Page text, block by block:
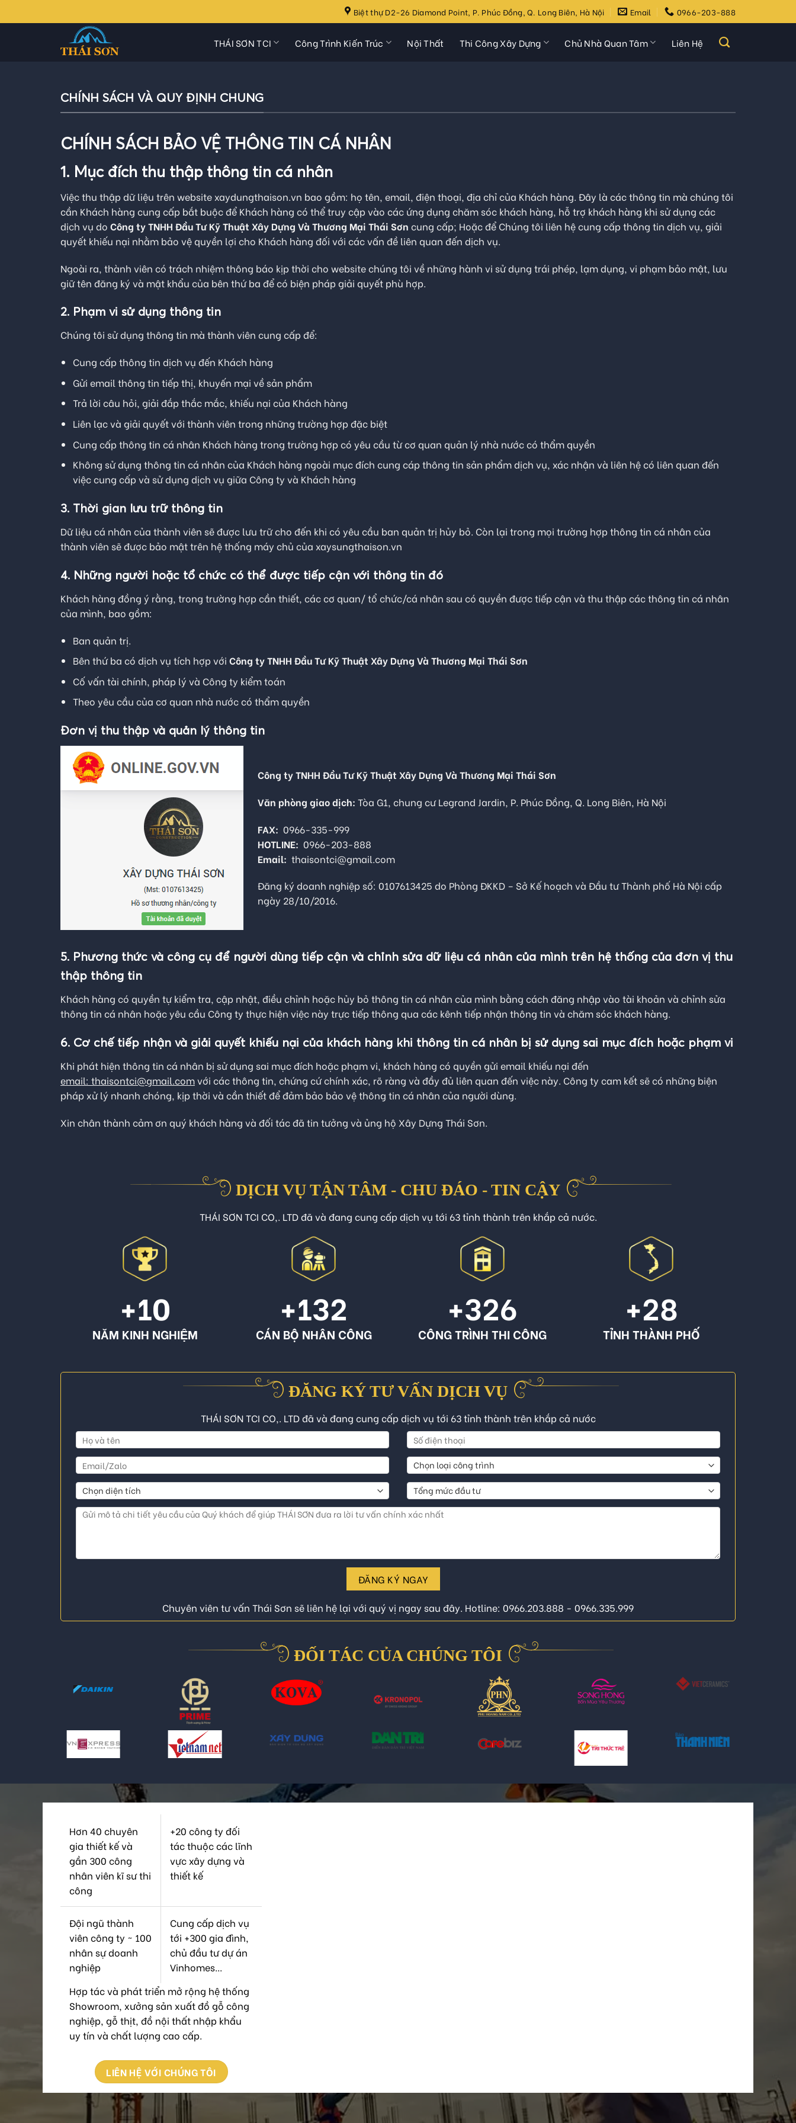
to
Biệt thự D2-26 Diamond Point, P. Phúc Đồng, Q. Long Biên, Hà Nội Email 0966-203-888
THÁI SƠN TCI Công Trình Kiến Trúc Nội Thất Thi Công Xây Dựng Chủ Nhà Quan Tâm Liên Hệ
CHÍNH SÁCH VÀ QUY ĐỊNH CHUNG
CHÍNH SÁCH BẢO VỆ THÔNG TIN CÁ NHÂN
1. Mục đích thu thập thông tin cá nhân
Việc thu thập dữ liệu trên website xaydungthaison.vn bao gồm: họ tên, email, điện thoại, địa chỉ của Khách hàng. Đây là các thông tin mà chúng tôi
cần Khách hàng cung cấp bắt buộc để Khách hàng có thể truy cập vào các ứng dụng chăm sóc khách hàng, hỗ trợ khách hàng khi sử dụng các
dịch vụ do Công ty TNHH Đầu Tư Kỹ Thuật Xây Dựng Và Thương Mại Thái Sơn cung cấp; Hoặc để Chúng tôi liên hệ cung cấp thông tin dịch vụ, giải
quyết khiếu nại nhằm bảo vệ quyền lợi cho Khách hàng đối với các vấn đề liên quan đến dịch vụ.
Ngoài ra, thành viên có trách nhiệm thông báo kịp thời cho website chúng tôi về những hành vi sử dụng trái phép, lạm dụng, vi phạm bảo mật, lưu
giữ tên đăng ký và mật khẩu của bên thứ ba để có biện pháp giải quyết phù hợp.
2. Phạm vi sử dụng thông tin
Chúng tôi sử dụng thông tin mà thành viên cung cấp để:
Cung cấp thông tin dịch vụ đến Khách hàng
Gửi email thông tin tiếp thị, khuyến mại về sản phẩm
Trả lời câu hỏi, giải đắp thắc mắc, khiếu nại của Khách hàng
Liên lạc và giải quyết với thành viên trong những trường hợp đặc biệt
Cung cấp thông tin cá nhân Khách hàng trong trường hợp có yêu cầu từ cơ quan quản lý nhà nước có thẩm quyền
Không sử dụng thông tin cá nhân của Khách hàng ngoài mục đích cung cáp thông tin sản phẩm dịch vụ, xác nhận và liên hệ có liên quan đến
việc cung cấp và sử dụng dịch vụ giữa Công ty và Khách hàng
3. Thời gian lưu trữ thông tin
Dữ liệu cá nhân của thành viên sẽ được lưu trữ cho đến khi có yêu cầu ban quản trị hủy bỏ. Còn lại trong mọi trường hợp thông tin cá nhân của
thành viên sẽ được bảo mật trên hệ thống máy chủ của xaysungthaison.vn
4. Những người hoặc tổ chức có thể được tiếp cận với thông tin đó
Khách hàng đồng ý rằng, trong trường hợp cần thiết, các cơ quan/ tổ chức/cá nhân sau có quyền được tiếp cận và thu thập các thông tin cá nhân
của mình, bao gồm:
Ban quản trị.
Bên thứ ba có dịch vụ tích hợp với Công ty TNHH Đầu Tư Kỹ Thuật Xây Dựng Và Thương Mại Thái Sơn
Cố vấn tài chính, pháp lý và Công ty kiểm toán
Theo yêu cầu của cơ quan nhà nước có thẩm quyền
Đơn vị thu thập và quản lý thông tin
Công ty TNHH Đầu Tư Kỹ Thuật Xây Dựng Và Thương Mại Thái Sơn
Văn phòng giao dịch: Tòa G1, chung cư Legrand Jardin, P. Phúc Đồng, Q. Long Biên, Hà Nội
FAX: 0966-335-999
HOTLINE: 0966-203-888
Email: thaisontci@gmail.com
Đăng ký doanh nghiệp số: 0107613425 do Phòng ĐKKD – Sở Kế hoạch và Đầu tư Thành phố Hà Nội cấp
ngày 28/10/2016.
5. Phương thức và công cụ để người dùng tiếp cận và chỉnh sửa dữ liệu cá nhân của mình trên hệ thống của đơn vị thu
thập thông tin
Khách hàng có quyền tự kiểm tra, cập nhật, điều chỉnh hoặc hủy bỏ thông tin cá nhân của mình bằng cách đăng nhập vào tài khoản và chỉnh sửa
thông tin cá nhân hoặc yêu cầu Công ty thực hiện việc này trực tiếp thông qua các kênh tiếp nhận thông tin và chăm sóc khách hàng.
6. Cơ chế tiếp nhận và giải quyết khiếu nại của khách hàng khi thông tin cá nhân bị sử dụng sai mục đích hoặc phạm vi
Khi phát hiện thông tin cá nhân bị sử dụng sai mục đích hoặc phạm vi, khách hàng có quyền gửi email khiếu nại đến
email: thaisontci@gmail.comvới các thông tin, chứng cứ chính xác, rõ ràng và đầy đủ liên quan đến việc này. Công ty cam kết sẽ có những biện
pháp xử lý nhanh chóng, kịp thời và cần thiết để đảm bảo bảo vệ thông tin cá nhân của người dùng.
Xin chân thành cảm ơn quý khách hàng và đối tác đã tin tưởng và ủng hộ Xây Dựng Thái Sơn.
DỊCH VỤ TẬN TÂM - CHU ĐÁO - TIN CẬY
THÁI SƠN TCI CO,. LTD đã và đang cung cấp dịch vụ tới 63 tỉnh thành trên khắp cả nước.
+10
NĂM KINH NGHIỆM
+132
CÁN BỘ NHÂN CÔNG
+326
CÔNG TRÌNH THI CÔNG
+28
TỈNH THÀNH PHỐ
ĐĂNG KÝ TƯ VẤN DỊCH VỤ
THÁI SƠN TCI CO,. LTD đã và đang cung cấp dịch vụ tới 63 tỉnh thành trên khắp cả nước
ĐĂNG KÝ NGAY
Chuyên viên tư vấn Thái Sơn sẽ liên hệ lại với quý vị ngay sau đây. Hotline: 0966.203.888 - 0966.335.999
ĐỐI TÁC CỦA CHÚNG TÔI
Hơn 40 chuyên
gia thiết kế và
gần 300 công
nhân viên kĩ sư thi
công
+20 công ty đối
tác thuộc các lĩnh
vực xây dựng và
thiết kế
Đội ngũ thành
viên công ty ~ 100
nhân sự doanh
nghiệp
Cung cấp dịch vụ
tới +300 gia đình,
chủ đầu tư dự án
Vinhomes...
Hợp tác và phát triển mở rộng hệ thống
Showroom, xưởng sản xuất đồ gỗ công
nghiệp, gỗ thịt, đồ nội thất nhập khẩu
uy tín và chất lượng cao cấp.
LIÊN HỆ VỚI CHÚNG TÔI